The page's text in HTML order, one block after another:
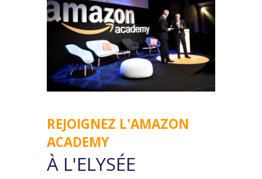
NOVEMBRE À
L'ÉLYSÉE
MONTMARTRE
ÉVÉNEMENT
DIGITAL
REJOIGNEZ L'AMAZON
ACADEMY
À L'ELYSÉE